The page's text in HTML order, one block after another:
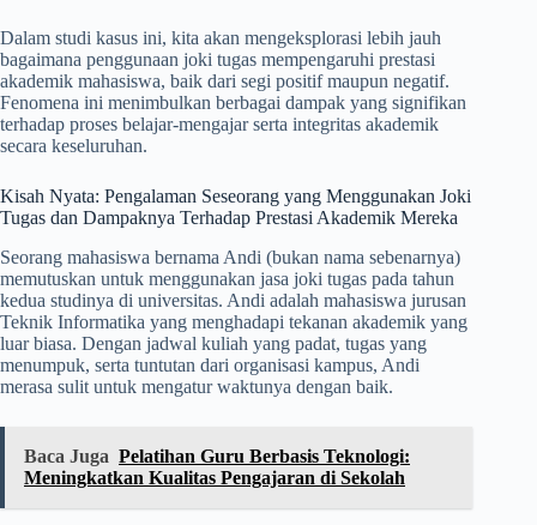
Dalam studi kasus ini, kita akan mengeksplorasi lebih jauh
bagaimana penggunaan joki tugas mempengaruhi prestasi
akademik mahasiswa, baik dari segi positif maupun negatif.
Fenomena ini menimbulkan berbagai dampak yang signifikan
terhadap proses belajar-mengajar serta integritas akademik
secara keseluruhan.
Kisah Nyata: Pengalaman Seseorang yang Menggunakan Joki
Tugas dan Dampaknya Terhadap Prestasi Akademik Mereka
Seorang mahasiswa bernama Andi (bukan nama sebenarnya)
memutuskan untuk menggunakan jasa joki tugas pada tahun
kedua studinya di universitas. Andi adalah mahasiswa jurusan
Teknik Informatika yang menghadapi tekanan akademik yang
luar biasa. Dengan jadwal kuliah yang padat, tugas yang
menumpuk, serta tuntutan dari organisasi kampus, Andi
merasa sulit untuk mengatur waktunya dengan baik.
Baca Juga Pelatihan Guru Berbasis Teknologi:
Meningkatkan Kualitas Pengajaran di Sekolah